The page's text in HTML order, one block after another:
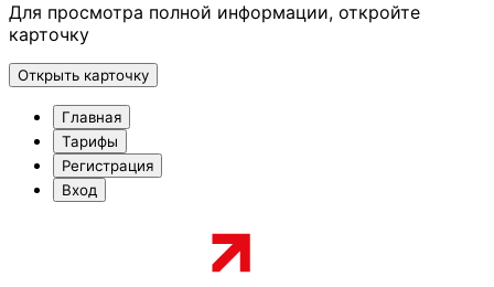
Для просмотра полной информации, откройте
карточку
Открыть карточку
Главная
Тарифы
Регистрация
Вход